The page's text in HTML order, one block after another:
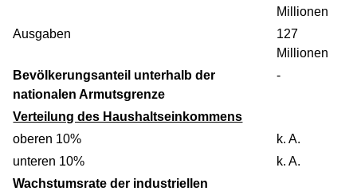
Millionen
Ausgaben
127
Millionen
Bevölkerungsanteil unterhalb der
nationalen Armutsgrenze
-
Verteilung des Haushaltseinkommens
oberen 10%
k. A.
unteren 10%
k. A.
Wachstumsrate der industriellen